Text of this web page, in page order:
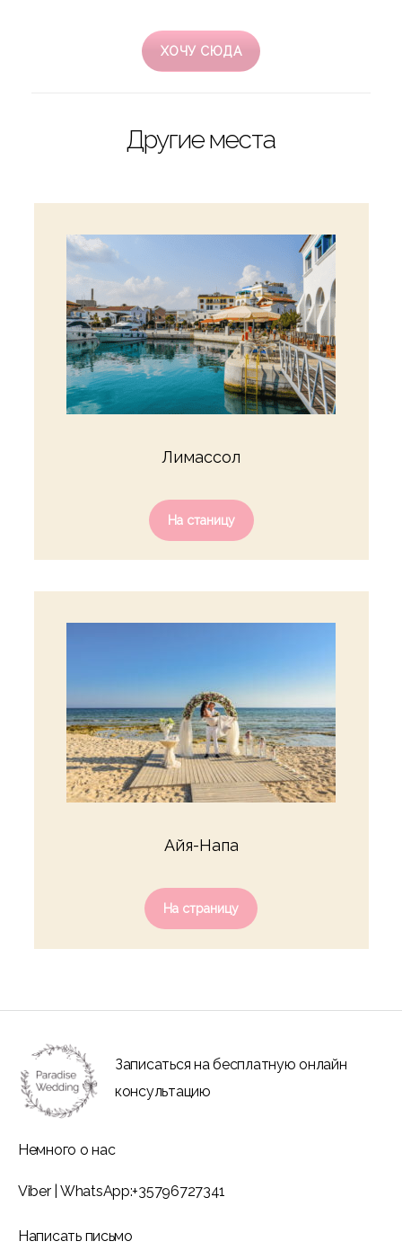
ХОЧУ СЮДА
Другие места
Лимассол
На станицу
Айя-Напа
На страницу
Записаться на бесплатную онлайн
консультацию
Немного о нас
Viber| WhatsApp:+35796727341
Написать письмо